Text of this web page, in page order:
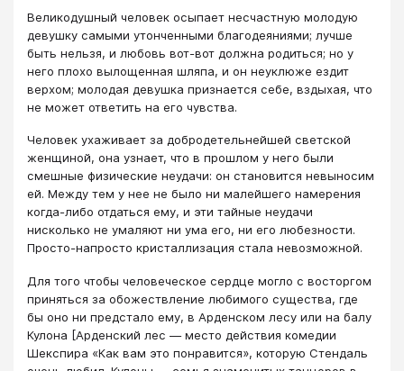
Великодушный человек осыпает несчастную молодую
девушку самыми утонченными благодеяниями; лучше
быть нельзя, и любовь вот-вот должна родиться; но у
него плохо вылощенная шляпа, и он неуклюже ездит
верхом; молодая девушка признается себе, вздыхая, что
не может ответить на его чувства.
Человек ухаживает за добродетельнейшей светской
женщиной, она узнает, что в прошлом у него были
смешные физические неудачи: он становится невыносим
ей. Между тем у нее не было ни малейшего намерения
когда-либо отдаться ему, и эти тайные неудачи
нисколько не умаляют ни ума его, ни его любезности.
Просто-напросто кристаллизация стала невозможной.
Для того чтобы человеческое сердце могло с восторгом
приняться за обожествление любимого существа, где
бы оно ни предстало ему, в Арденском лесу или на балу
Кулона [Арденский лес — место действия комедии
Шекспира «Как вам это понравится», которую Стендаль